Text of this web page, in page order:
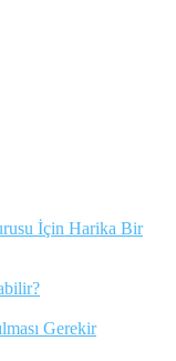
İçin Harika Bir
Gerekir